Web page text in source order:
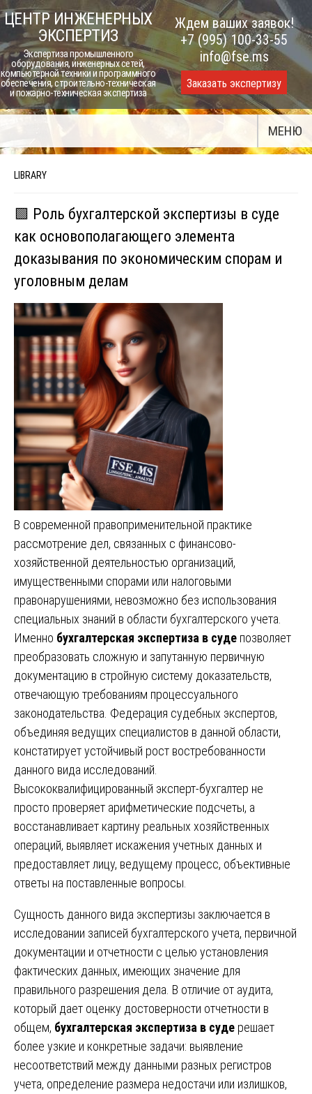
Skip
to
content
ЦЕНТР ИНЖЕНЕРНЫХ
ЭКСПЕРТИЗ
Экспертиза промышленного
оборудования, инженерных сетей,
компьютерной техники и программного
обеспечения, строительно-техническая
и пожарно-техническая экспертиза
Ждем ваших заявок!
+7 (995) 100-33-55
info@fse.ms
Заказать экспертизу
МЕНЮ
LIBRARY
🟩 Роль бухгалтерской экспертизы в суде
как основополагающего элемента
доказывания по экономическим спорам и
уголовным делам
В современной правоприменительной практике
рассмотрение дел, связанных с финансово-
хозяйственной деятельностью организаций,
имущественными спорами или налоговыми
правонарушениями, невозможно без использования
специальных знаний в области бухгалтерского учета.
Именно бухгалтерская экспертиза в суде позволяет
преобразовать сложную и запутанную первичную
документацию в стройную систему доказательств,
отвечающую требованиям процессуального
законодательства. Федерация судебных экспертов,
объединяя ведущих специалистов в данной области,
констатирует устойчивый рост востребованности
данного вида исследований.
Высококвалифицированный эксперт-бухгалтер не
просто проверяет арифметические подсчеты, а
восстанавливает картину реальных хозяйственных
операций, выявляет искажения учетных данных и
предоставляет лицу, ведущему процесс, объективные
ответы на поставленные вопросы.
Сущность данного вида экспертизы заключается в
исследовании записей бухгалтерского учета, первичной
документации и отчетности с целью установления
фактических данных, имеющих значение для
правильного разрешения дела. В отличие от аудита,
который дает оценку достоверности отчетности в
общем, бухгалтерская экспертиза в суде решает
более узкие и конкретные задачи: выявление
несоответствий между данными разных регистров
учета, определение размера недостачи или излишков,